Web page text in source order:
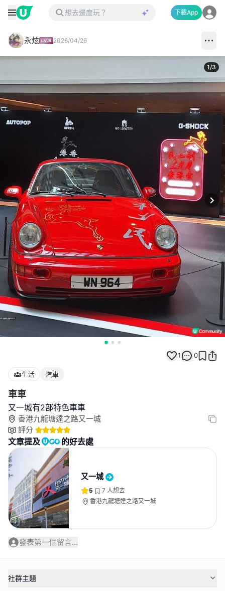
下載App
永炫 2026/04/26
1/3
1 0
生活 汽車
車車
又一城有2部特色車車
香港九龍塘達之路又一城
評分
文章提及 的好去處
又一城
5 7 人想去
香港九龍塘達之路又一城
發表第一個留言...
社群主題